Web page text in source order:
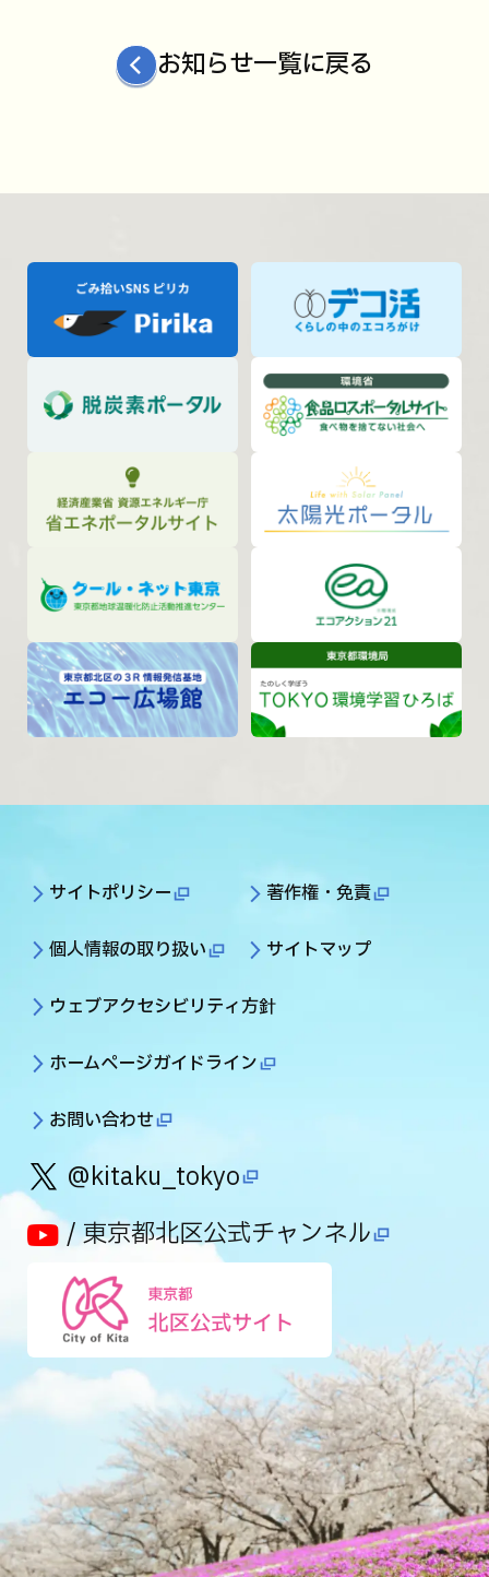
お知らせ一覧に戻る
サイトポリシー 著作権・免責
個人情報の取り扱い サイトマップ
ウェブアクセシビリティ方針
ホームページガイドライン
お問い合わせ
@kitaku_tokyo
/ 東京都北区公式チャンネル